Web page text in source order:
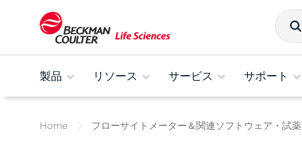
製品 リソース サービス サポート
Home フローサイトメーター＆関連ソフトウェア・試薬